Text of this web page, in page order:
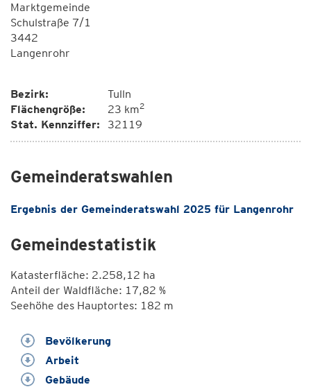
Marktgemeinde
Schulstraße 7/1
3442
Langenrohr
Bezirk:
Tulln
Flächengröße:
23 km2
Stat. Kennziffer: 32119
Gemeinderatswahlen
Ergebnis der Gemeinderatswahl 2025 für Langenrohr
Gemeindestatistik
Katasterfläche: 2.258,12 ha
Anteil der Waldfläche: 17,82 %
Seehöhe des Hauptortes: 182 m
Bevölkerung
Arbeit
Gebäude